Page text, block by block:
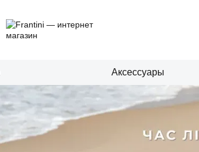
Аксессуары